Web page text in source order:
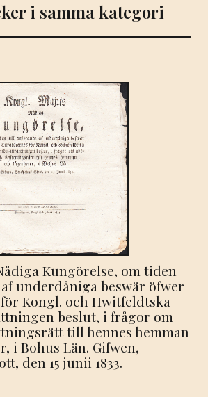
i samma kategori
Kungörelse, om tiden
underdåniga beswär öfwer
Kongl. och Hwitfeldtska
beslut, i frågor om
till hennes hemman
i Bohus Län. Gifwen,
den 15 junii 1833.